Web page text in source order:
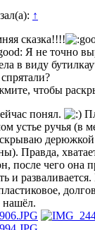
↑
сказка!!!!
Я не точно
в виду
чтобы
понял.
устье ручья (в
Правда,
после чего она
и
нашёл.